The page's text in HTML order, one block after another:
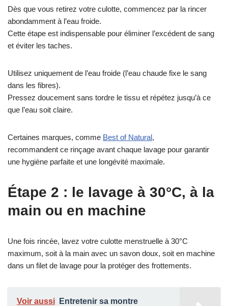
Dès que vous retirez votre culotte, commencez par la rincer
abondamment à l’eau froide.
Cette étape est indispensable pour éliminer l’excédent de sang
et éviter les taches.
Utilisez uniquement de l’eau froide (l’eau chaude fixe le sang
dans les fibres).
Pressez doucement sans tordre le tissu et répétez jusqu’à ce
que l’eau soit claire.
Certaines marques, comme Best of Natural,
recommandent ce rinçage avant chaque lavage pour garantir
une hygiène parfaite et une longévité maximale.
Étape 2 : le lavage à 30°C, à la
main ou en machine
Une fois rincée, lavez votre culotte menstruelle à 30°C
maximum, soit à la main avec un savon doux, soit en machine
dans un filet de lavage pour la protéger des frottements.
Voir aussi
Entretenir sa montre